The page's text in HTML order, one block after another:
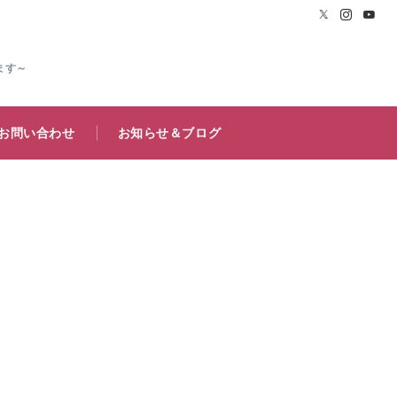
す～
問い合わせ お知らせ＆ブログ